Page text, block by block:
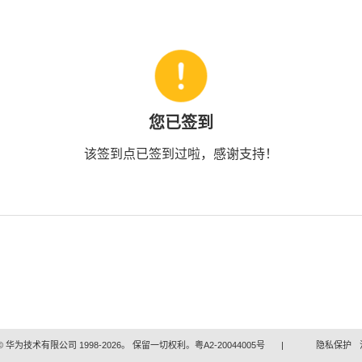
您已签到
该签到点已签到过啦，感谢支持！
华为技术有限公司 1998-2026。 保留一切权利。粤A2-20044005号 | 隐私保护